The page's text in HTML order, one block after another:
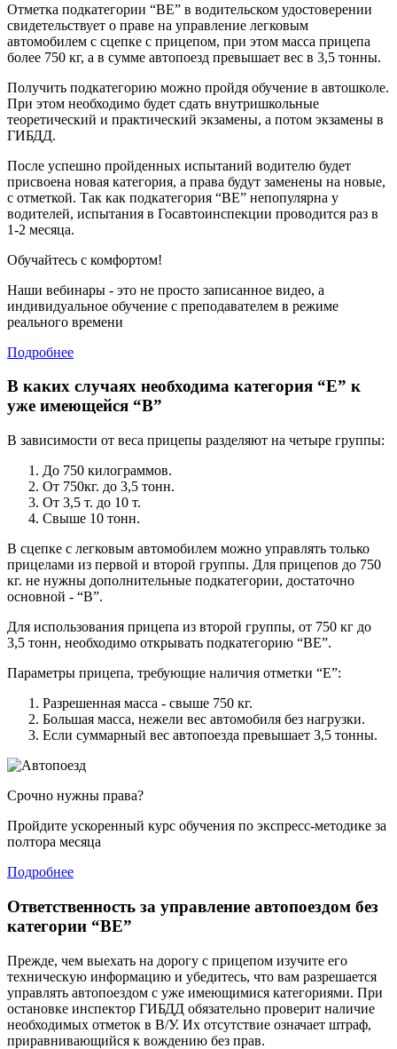
Отметка подкатегории “ВЕ” в водительском удостоверении
свидетельствует о праве на управление легковым
автомобилем с сцепке с прицепом, при этом масса прицепа
более 750 кг, а в сумме автопоезд превышает вес в 3,5 тонны.
Получить подкатегорию можно пройдя обучение в автошколе.
При этом необходимо будет сдать внутришкольные
теоретический и практический экзамены, а потом экзамены в
ГИБДД.
После успешно пройденных испытаний водителю будет
присвоена новая категория, а права будут заменены на новые,
с отметкой. Так как подкатегория “ВЕ” непопулярна у
водителей, испытания в Госавтоинспекции проводится раз в
1-2 месяца.
Обучайтесь с комфортом!
Наши вебинары - это не просто записанное видео, а
индивидуальное обучение с преподавателем в режиме
реального времени
Подробнее
В каких случаях необходима категория “Е” к
уже имеющейся “В”
В зависимости от веса прицепы разделяют на четыре группы:
До 750 килограммов.
От 750кг. до 3,5 тонн.
От 3,5 т. до 10 т.
Свыше 10 тонн.
В сцепке с легковым автомобилем можно управлять только
прицелами из первой и второй группы. Для прицепов до 750
кг. не нужны дополнительные подкатегории, достаточно
основной - “В”.
Для использования прицепа из второй группы, от 750 кг до
3,5 тонн, необходимо открывать подкатегорию “ВЕ”.
Параметры прицепа, требующие наличия отметки “Е”:
Разрешенная масса - свыше 750 кг.
Большая масса, нежели вес автомобиля без нагрузки.
Если суммарный вес автопоезда превышает 3,5 тонны.
Срочно нужны права?
Пройдите ускоренный курс обучения по экспресс-методике за
полтора месяца
Подробнее
Ответственность за управление автопоездом без
категории “ВЕ”
Прежде, чем выехать на дорогу с прицепом изучите его
техническую информацию и убедитесь, что вам разрешается
управлять автопоездом с уже имеющимися категориями. При
остановке инспектор ГИБДД обязательно проверит наличие
необходимых отметок в В/У. Их отсутствие означает штраф,
приравнивающийся к вождению без прав.